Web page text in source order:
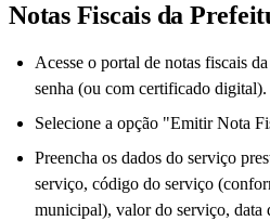
Notas Fiscais da
Acesse o portal de notas fiscais
senha (ou com certificado digital).
Selecione a opção "Emitir Nota
Preencha os dados do serviço
serviço, código do serviço
municipal), valor do serviço, data